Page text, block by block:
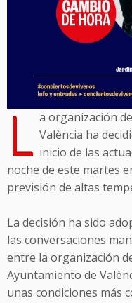
L a organización
València ha
inicio de las
noche de este martes
previsión de altas
La decisión ha sido
las conversaciones
entre la organización
Ayuntamiento de
unas condiciones más